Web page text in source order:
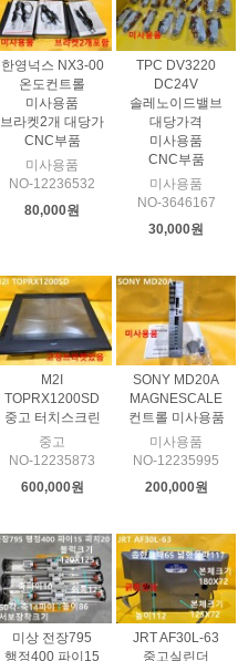
한영넉스 NX3-00
온도컨트롤
미사용품
브라켓2개 대당가
CNC부품
미사용품
NO-12236532
80,000원
TPC DV3220
DC24V
솔레노이드밸브
대당가격
미사용품
CNC부품
미사용품
NO-3646167
30,000원
M2I
TOPRX1200SD
중고 터치스크린
중고
NO-12235873
600,000원
SONY MD20A
MAGNESCALE
컨트롤 미사용품
미사용품
NO-12235995
200,000원
미상 전장795
행정400 파이15
JRT AF30L-63
중고실린더